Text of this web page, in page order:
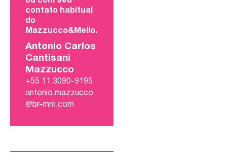
contato habitual
do
Mazzucco&Mello.
Antonio Carlos
Cantisani
Mazzucco
+55 11 3090-9195
antonio.mazzucco
@br-mm.com